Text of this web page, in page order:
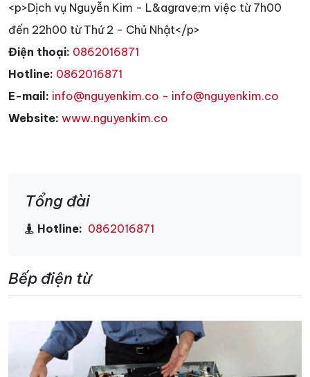
<p>Dịch vụ Nguyễn Kim - L&agrave;m việc từ 7h00
đến 22h00 từ Thứ 2 - Chủ Nhật</p>
Điện thoại: 0862016871
Hotline: 0862016871
E-mail: info@nguyenkim.co - info@nguyenkim.co
Website: www.nguyenkim.co
Tổng đài
Hotline: 0862016871
Bếp điện từ